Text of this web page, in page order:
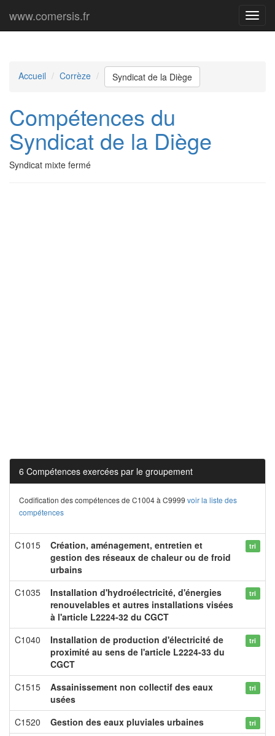
Menu
www.comersis.fr
Accueil Corrèze Syndicat de la Diège
Compétences du
Syndicat de la Diège
Syndicat mixte fermé
6 Compétences exercées par le groupement
Codification des compétences de C1004 à C9999 voir la liste des
compétences
C1015
Création, aménagement, entretien et
gestion des réseaux de chaleur ou de froid
urbains
tri
C1035
Installation d'hydroélectricité, d'énergies
renouvelables et autres installations visées
à l'article L2224-32 du CGCT
tri
C1040
Installation de production d'électricité de
proximité au sens de l'article L2224-33 du
CGCT
tri
C1515
Assainissement non collectif des eaux
usées
tri
C1520 Gestion des eaux pluviales urbaines tri